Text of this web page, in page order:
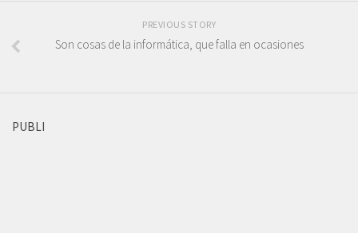
PREVIOUS STORY
Son cosas de la informática, que falla en ocasiones
PUBLI